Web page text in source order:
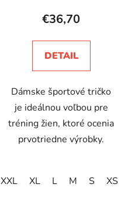
€36,70
DETAIL
Dámske športové tričko
je ideálnou voľbou pre
tréning žien, ktoré ocenia
prvotriedne výrobky.
XXL XL L M S XS